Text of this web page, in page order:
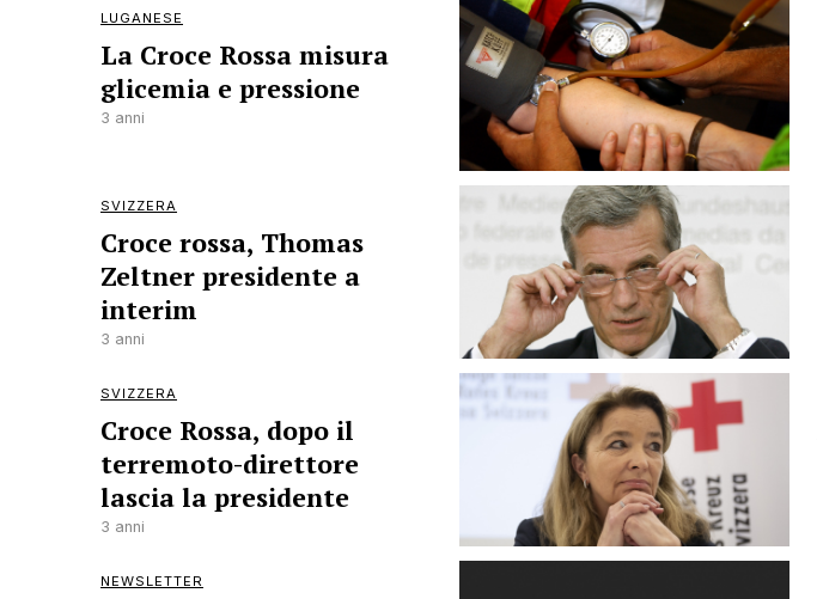
LUGANESE
La Croce Rossa misura
glicemia e pressione
3 anni
SVIZZERA
Croce rossa, Thomas
Zeltner presidente a
interim
3 anni
SVIZZERA
Croce Rossa, dopo il
terremoto-direttore
lascia la presidente
3 anni
NEWSLETTER